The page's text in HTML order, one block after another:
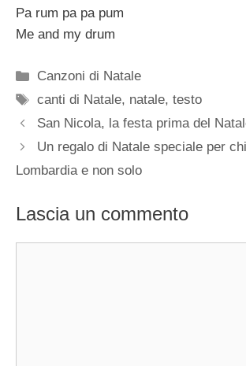
Pa rum pa pa pum
Me and my drum
Categorie
Canzoni di Natale
Tag
canti di Natale, natale,testo
San Nicola, la festa prima del
Un regalo di Natale speciale per
Lombardia e non solo
Lascia un commento